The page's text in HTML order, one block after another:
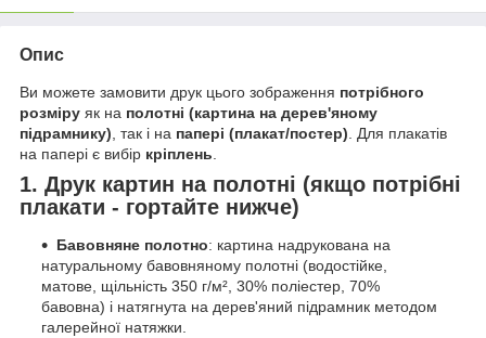
Опис
Ви можете замовити друк цього зображення потрібного
розміру як на полотні (картина на дерев'яному
підрамнику) , так і на папері (плакат/постер) . Для плакатів
на папері є вибір кріплень
1. Друк картин на полотні (якщо потрібні
плакати - гортайте нижче)
Бавовняне полотно: картина надрукована на
натуральному бавовняному полотні (водостійке,
матове, щільність 350 г/м², 30% поліестер, 70%
бавовна) і натягнута на дерев'яний підрамник методом
галерейної натяжки.